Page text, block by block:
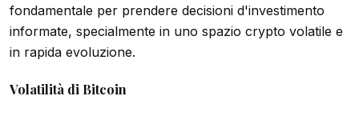
fondamentale per prendere decisioni d'investimento
informate, specialmente in uno spazio crypto volatile e
in rapida evoluzione.
Volatilità di Bitcoin